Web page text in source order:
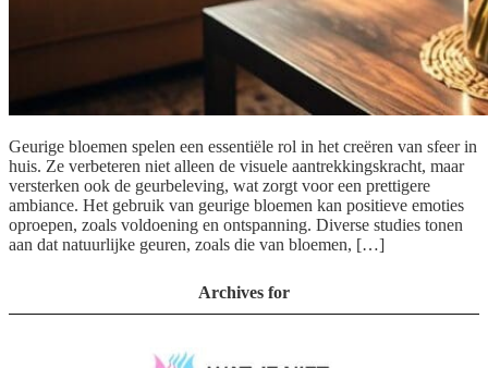
Geurige bloemen spelen een essentiële rol in het creëren van sfeer in
huis. Ze verbeteren niet alleen de visuele aantrekkingskracht, maar
versterken ook de geurbeleving, wat zorgt voor een prettigere
ambiance. Het gebruik van geurige bloemen kan positieve emoties
oproepen, zoals voldoening en ontspanning. Diverse studies tonen
aan dat natuurlijke geuren, zoals die van bloemen, […]
Archives for